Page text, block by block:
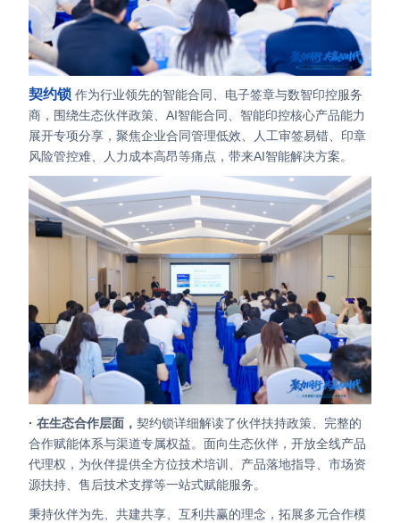
契约锁 作为行业领先的智能合同、电子签章与数智印控服务
商，围绕生态伙伴政策、AI智能合同、智能印控核心产品能力
展开专项分享，聚焦企业合同管理低效、人工审签易错、印章
风险管控难、人力成本高昂等痛点，带来AI智能解决方案。
· 在生态合作层面， 契约锁详细解读了伙伴扶持政策、完整的
合作赋能体系与渠道专属权益。面向生态伙伴，开放全线产品
代理权，为伙伴提供全方位技术培训、产品落地指导、市场资
源扶持、售后技术支撑等一站式赋能服务。
秉持伙伴为先、共建共享、互利共赢的理念，拓展多元合作模